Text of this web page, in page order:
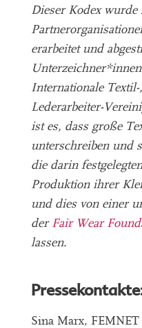
Dieser Kodex
erarbeitet und
Internationale
Lederarbeiter-
ist es, dass große
unterschreiben und
die darin
Produktion ihrer
und dies von einer
derFair Wear
lassen.
Sina Marx,